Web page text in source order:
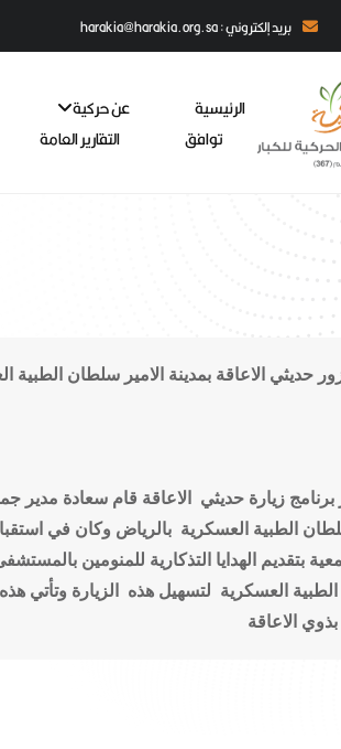
بريد إلكتروني : harakia@harakia.org.sa
الرئيسية عن حركية
توافق
التقارير العامة
حديثي الاعاقة بمدينة الامير سلطان الطبية
زيارة حديثي الاعاقة قام سعادة مدير
الطبية العسكرية بالرياض وكان في
بتقديم الهدايا التذكارية للمنومين
العسكرية لتسهيل هذه الزيارة وتأتي
بذوي الاعاقة